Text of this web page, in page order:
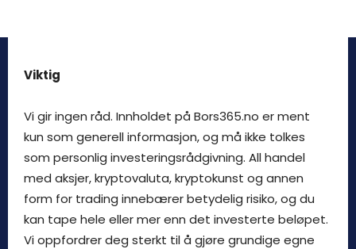
Viktig
Vi gir ingen råd. Innholdet på Bors365.no er ment
kun som generell informasjon, og må ikke tolkes
som personlig investeringsrådgivning. All handel
med aksjer, kryptovaluta, kryptokunst og annen
form for trading innebærer betydelig risiko, og du
kan tape hele eller mer enn det investerte beløpet.
Vi oppfordrer deg sterkt til å gjøre grundige egne